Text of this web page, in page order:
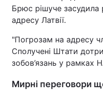
Брюс рішуче засудила
адресу Латвії.
"Погрозам на адресу
Сполучені Штати
зобов’язань у рамках
Мирні переговори